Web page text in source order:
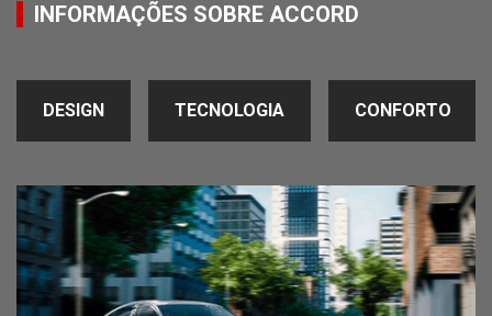
INFORMAÇÕES SOBRE ACCORD
DESIGN TECNOLOGIA CONFORTO